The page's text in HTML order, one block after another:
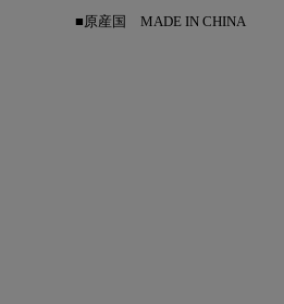
■原産国 MADE IN CHINA